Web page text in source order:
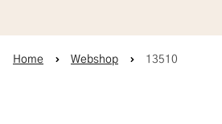
Home Webshop 13510